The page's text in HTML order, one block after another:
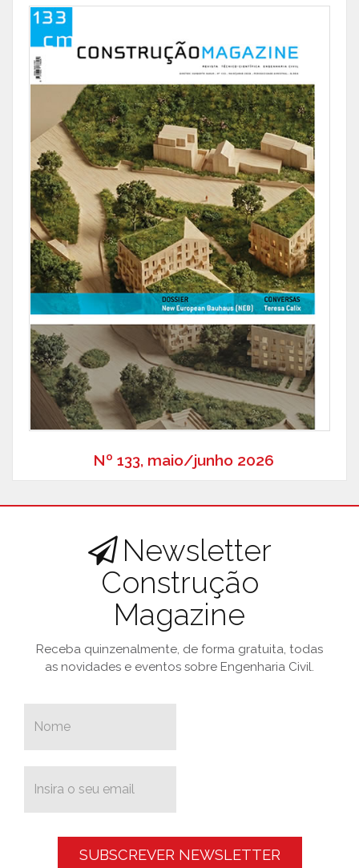
Nº 133, maio/junho 2026
Newsletter
Construção
Magazine
Receba quinzenalmente, de forma gratuita, todas
as novidades e eventos sobre Engenharia Civil.
SUBSCREVER NEWSLETTER